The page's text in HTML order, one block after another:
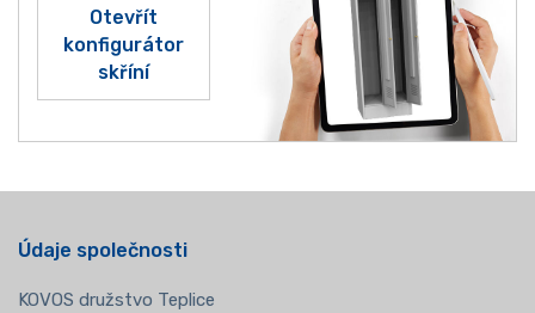
Otevřít
konfigurátor
skříní
Údaje společnosti
KOVOS družstvo Teplice